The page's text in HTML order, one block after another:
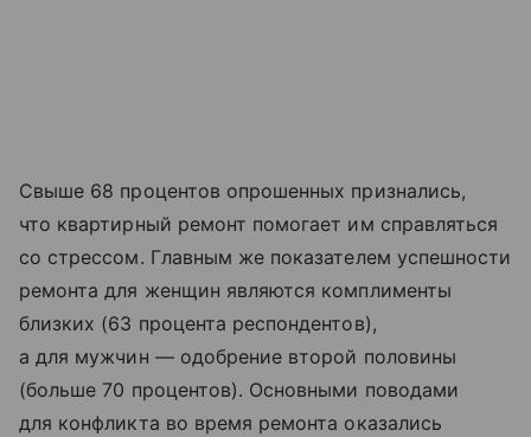
Свыше 68 процентов опрошенных признались,
что квартирный ремонт помогает им справляться
со стрессом. Главным же показателем успешности
ремонта для женщин являются комплименты
близких (63 процента респондентов),
а для мужчин — одобрение второй половины
(больше 70 процентов). Основными поводами
для конфликта во время ремонта оказались